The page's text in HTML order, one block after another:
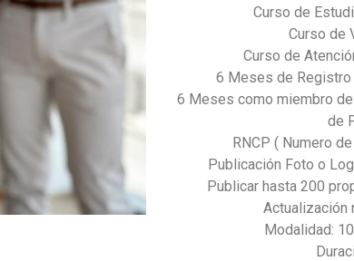
Curso de
Curso de
Curso de
6 Meses de
6 Meses como miembro
de
RNCP ( Numero
Publicación Foto o
Publicar hasta 200
Actualización
Modalidad: